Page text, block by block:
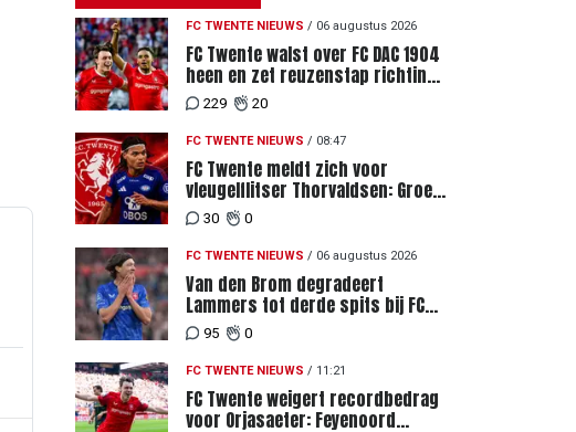
FC TWENTE NIEUWS / 06 augustus 2026
FC Twente walst over FC DAC 1904
heen en zet reuzenstap richting
de play-offs
229 20
FC TWENTE NIEUWS / 08:47
FC Twente meldt zich voor
vleugelflitser Thorvaldsen: Groen
licht voor miljoenenbod
30 0
FC TWENTE NIEUWS / 06 augustus 2026
Van den Brom degradeert
Lammers tot derde spits bij FC
Twente
95 0
FC TWENTE NIEUWS / 11:21
FC Twente weigert recordbedrag
voor Orjasaeter: Feyenoord